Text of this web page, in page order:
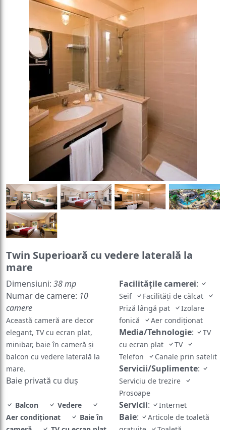
Twin Superioară cu vedere laterală la
mare
Dimensiuni: 38 mp
Numar de camere: 10
camere
Această cameră are decor
elegant, TV cu ecran plat,
minibar, baie în cameră și
balcon cu vedere laterală la
mare.
Baie privată cu duș
Balcon
Vedere
Aer condiţionat
Baie în
Facilităţile camerei:
Seif
Facilităţi de călcat
Priză lângă pat
Izolare
fonică
Aer condiţionat
Media/Tehnologie:
TV
cu ecran plat
TV
Telefon
Canale prin satelit
Servicii/Suplimente:
Serviciu de trezire
Prosoape
Servicii: Internet
Baie:
Articole de toaletă